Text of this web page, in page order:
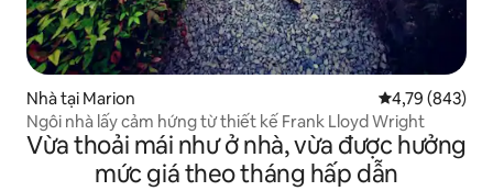
Nhà tại Marion Xếp hạng
4,79 (843)
Ngôi nhà lấy cảm hứng từ thiết kế Frank Lloyd Wright
Vừa thoải mái như ở nhà, vừa được hưởng
mức giá theo tháng hấp dẫn